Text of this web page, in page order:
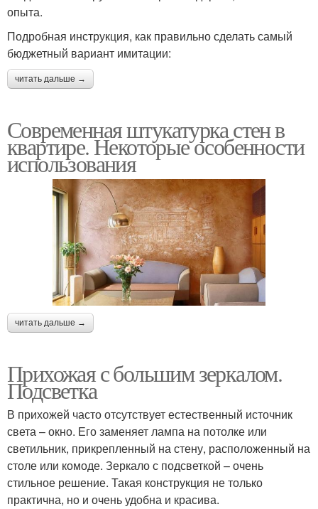
опыта.
Подробная инструкция, как правильно сделать самый
бюджетный вариант имитации:
читать дальше →
Современная штукатурка стен в
квартире. Некоторые особенности
использования
читать дальше →
Прихожая с большим зеркалом.
Подсветка
В прихожей часто отсутствует естественный источник
света – окно. Его заменяет лампа на потолке или
светильник, прикрепленный на стену, расположенный на
столе или комоде. Зеркало с подсветкой – очень
стильное решение. Такая конструкция не только
практична, но и очень удобна и красива.